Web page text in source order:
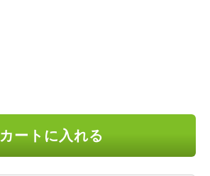
カートに入れる